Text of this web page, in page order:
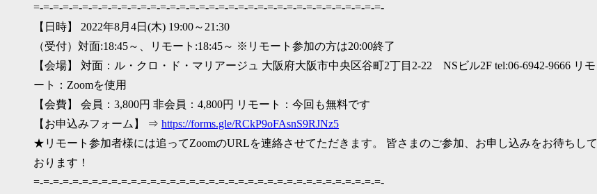
=-=-=-=-=-=-=-=-=-=-=-=-=-=-=-=-=-=-=-=-=-=-=-=-=-=-=-=-=-=-=-=-=-=-=-=-
【日時】 2022年8月4日(木) 19:00～21:30
（受付）対面:18:45～、リモート:18:45～ ※リモート参加の方は20:00終了
【会場】 対面：ル・クロ・ド・マリアージュ 大阪府大阪市中央区谷町2丁目2-22 NSビル2F tel:06-6942-9666 リモ
ート：Zoomを使用
【会費】 会員：3,800円 非会員：4,800円 リモート：今回も無料です
【お申込みフォーム】 ⇒ https://forms.gle/RCkP9oFAsnS9RJNz5
★リモート参加者様には追ってZoomのURLを連絡させてただきます。 皆さまのご参加、お申し込みをお待ちして
おります！
=-=-=-=-=-=-=-=-=-=-=-=-=-=-=-=-=-=-=-=-=-=-=-=-=-=-=-=-=-=-=-=-=-=-=-=-